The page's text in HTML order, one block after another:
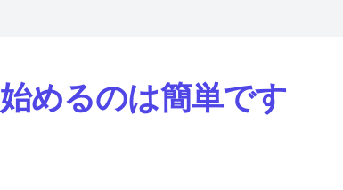
始めるのは簡単です